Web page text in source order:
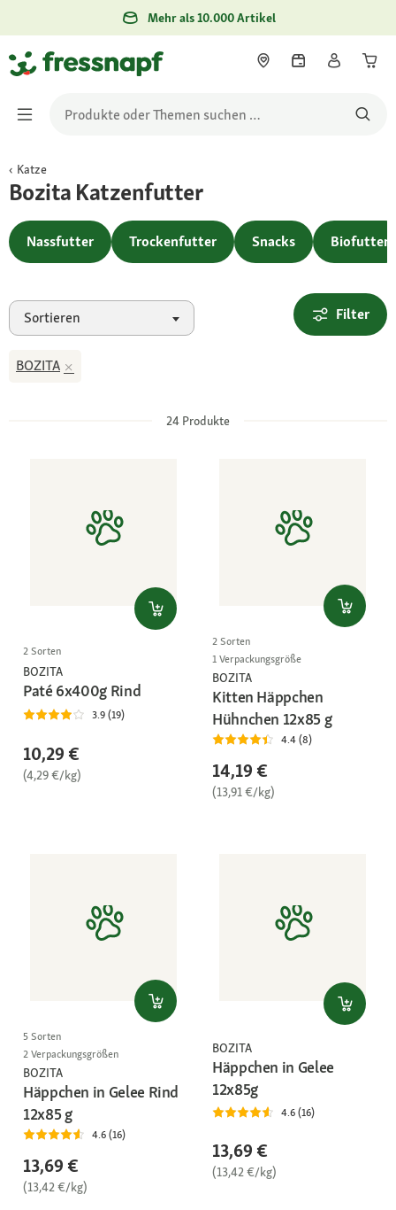
Mehr als 10.000 Artikel
Katze
Bozita Katzenfutter
Nassfutter Trockenfutter Snacks Biofutter
Sortieren Filter
BOZITA
24 Produkte
2 Sorten
BOZITA
Paté 6x400g Rind
3.9 (19)
10,29 €
(4,29 €/kg)
2 Sorten
1 Verpackungsgröße
BOZITA
Kitten Häppchen
Hühnchen 12x85 g
4.4 (8)
14,19 €
(13,91 €/kg)
5 Sorten
2 Verpackungsgrößen
BOZITA
Häppchen in Gelee Rind
12x85 g
4.6 (16)
13,69 €
(13,42 €/kg)
BOZITA
Häppchen in Gelee
12x85g
4.6 (16)
13,69 €
(13,42 €/kg)